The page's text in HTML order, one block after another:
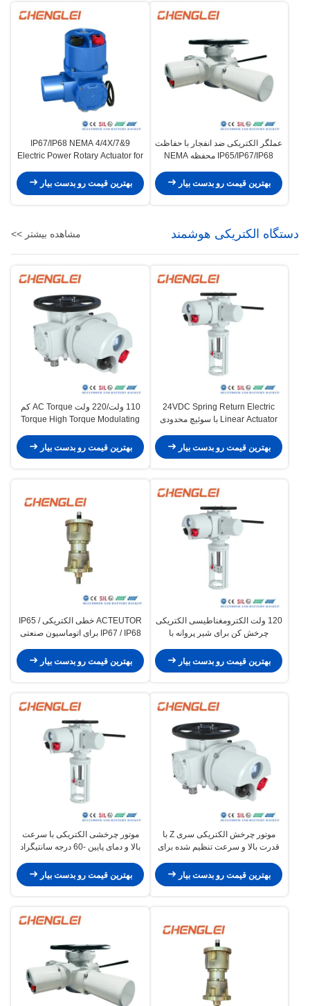
عملگر الکتریکی ضد انفجار با حفاظت
IP65/IP67/IP68 محفظه NEMA
درجه سانتیگراد
بهترین قیمت رو بدست بیار
IP67/IP68 NEMA 4/4X/7&9
Electric Power Rotary Actuator for
بهترین قیمت رو بدست بیار
دستگاه الکتریکی هوشمند مشاهده بیشتر >>
24VDC Spring Return Electric
Linear Actuator با سوئیچ محدودی
بهترین قیمت رو بدست بیار
110 ولت/220 ولت AC Torque کم
Torque High Torque Modulating
کنترل شیر
بهترین قیمت رو بدست بیار
120 ولت الکترومغناطیسی الکتریکی
چرخش کن برای شیر پروانه با
بهترین قیمت رو بدست بیار
ACTEUTOR خطی الکتریکی IP65 /
IP67 / IP68 برای اتوماسیون صنعتی
بهترین قیمت رو بدست بیار
موتور چرخش الکتریکی سری Z با
قدرت بالا و سرعت تنظیم شده برای
بهترین قیمت رو بدست بیار
موتور چرخشی الکتریکی با سرعت
بالا و دمای پایین -60 درجه سانتیگراد
بهترین قیمت رو بدست بیار